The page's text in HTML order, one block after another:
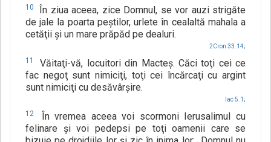
10
În ziua aceea, zice Domnul, se vor auzi strigăte
de jale la poarta peştilor, urlete în cealaltă mahala a
cetăţii şi un mare prăpăd pe dealuri.
2Cron 33.14;
11
Văitaţi-vă, locuitori din Macteş. Căci toţi cei ce
fac negoţ sunt nimiciţi, toţi cei încărcaţi cu argint
sunt nimiciţi cu desăvârşire.
Iac 5.1;
12
În vremea aceea voi scormoni Ierusalimul cu
felinare şi voi pedepsi pe toţi oamenii care se